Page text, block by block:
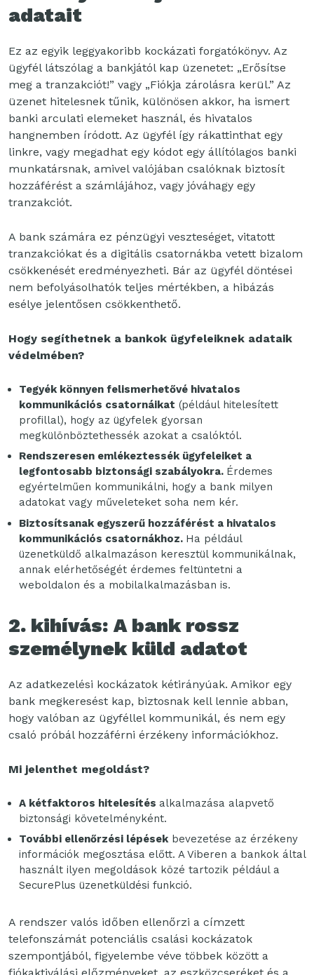
adatait
Ez az egyik leggyakoribb kockázati forgatókönyv. Az
ügyfél látszólag a bankjától kap üzenetet: „Erősítse
meg a tranzakciót!” vagy „Fiókja zárolásra kerül.” Az
üzenet hitelesnek tűnik, különösen akkor, ha ismert
banki arculati elemeket használ, és hivatalos
hangnemben íródott. Az ügyfél így rákattinthat egy
linkre, vagy megadhat egy kódot egy állítólagos banki
munkatársnak, amivel valójában csalóknak biztosít
hozzáférést a számlájához, vagy jóváhagy egy
tranzakciót.
A bank számára ez pénzügyi veszteséget, vitatott
tranzakciókat és a digitális csatornákba vetett bizalom
csökkenését eredményezheti. Bár az ügyfél döntései
nem befolyásolhatók teljes mértékben, a hibázás
esélye jelentősen csökkenthető.
Hogy segíthetnek a bankok ügyfeleiknek adataik
védelmében?
Tegyék könnyen felismerhetővé hivatalos
kommunikációs csatornáikat (például hitelesített
profillal), hogy az ügyfelek gyorsan
megkülönböztethessék azokat a csalóktól.
Rendszeresen emlékeztessék ügyfeleiket a
legfontosabb biztonsági szabályokra. Érdemes
egyértelműen kommunikálni, hogy a bank milyen
adatokat vagy műveleteket soha nem kér.
Biztosítsanak egyszerű hozzáférést a hivatalos
kommunikációs csatornákhoz. Ha például
üzenetküldő alkalmazáson keresztül kommunikálnak,
annak elérhetőségét érdemes feltüntetni a
weboldalon és a mobilalkalmazásban is.
2. kihívás: A bank rossz
személynek küld adatot
Az adatkezelési kockázatok kétirányúak. Amikor egy
bank megkeresést kap, biztosnak kell lennie abban,
hogy valóban az ügyféllel kommunikál, és nem egy
csaló próbál hozzáférni érzékeny információkhoz.
Mi jelenthet megoldást?
A kétfaktoros hitelesítés alkalmazása alapvető
biztonsági követelményként.
További ellenőrzési lépésekbevezetése az érzékeny
információk megosztása előtt. A Viberen a bankok által
használt ilyen megoldások közé tartozik például a
SecurePlus üzenetküldési funkció.
A rendszer valós időben ellenőrzi a címzett
telefonszámát potenciális csalási kockázatok
szempontjából, figyelembe véve többek között a